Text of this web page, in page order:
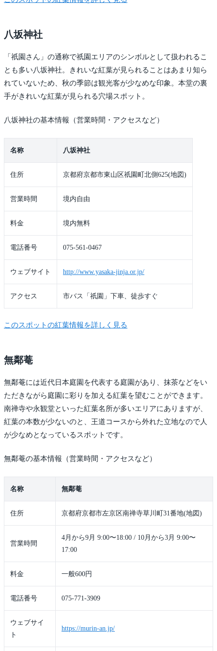
八坂神社
「祇園さん」の通称で祇園エリアのシンボルとして扱われるこ
とも多い八坂神社。きれいな紅葉が見られることはあまり知ら
れていないため、秋の季節は観光客が少なめな印象。本堂の裏
手がきれいな紅葉が見られる穴場スポット。
八坂神社の基本情報（営業時間・アクセスなど）
名称 八坂神社
住所 京都府京都市東山区祇園町北側625(地図)
営業時間 境内自由
料金 境内無料
電話番号 075-561-0467
ウェブサイト http://www.yasaka-jinja.or.jp/
アクセス 市バス「祇園」下車、徒歩すぐ
このスポットの紅葉情報を詳しく見る
無鄰菴
無鄰菴には近代日本庭園を代表する庭園があり、抹茶などをい
ただきながら庭園に彩りを加える紅葉を望むことができます。
南禅寺や永観堂といった紅葉名所が多いエリアにありますが、
紅葉の本数が少ないのと、王道コースから外れた立地なので人
が少なめとなっているスポットです。
無鄰菴の基本情報（営業時間・アクセスなど）
名称 無鄰菴
住所 京都府京都市左京区南禅寺草川町31番地(地図)
営業時間
4月から9月 9:00〜18:00 / 10月から3月 9:00〜
17:00
料金 一般600円
電話番号 075-771-3909
ウェブサイ
ト
https://murin-an.jp/